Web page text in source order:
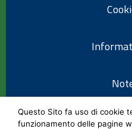
Social
Questo Sito fa uso di cookie
funzionamento delle pagine